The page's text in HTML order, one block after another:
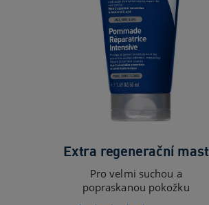
Extra regenerační mast
Pro velmi suchou a
popraskanou pokožku